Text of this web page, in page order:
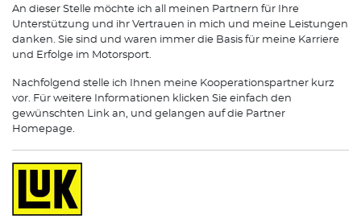
An dieser Stelle möchte ich all meinen Partnern für Ihre
Unterstützung und ihr Vertrauen in mich und meine Leistungen
danken. Sie sind und waren immer die Basis für meine Karriere
und Erfolge im Motorsport.
Nachfolgend stelle ich Ihnen meine Kooperationspartner kurz
vor. Für weitere Informationen klicken Sie einfach den
gewünschten Link an, und gelangen auf die Partner
Homepage.